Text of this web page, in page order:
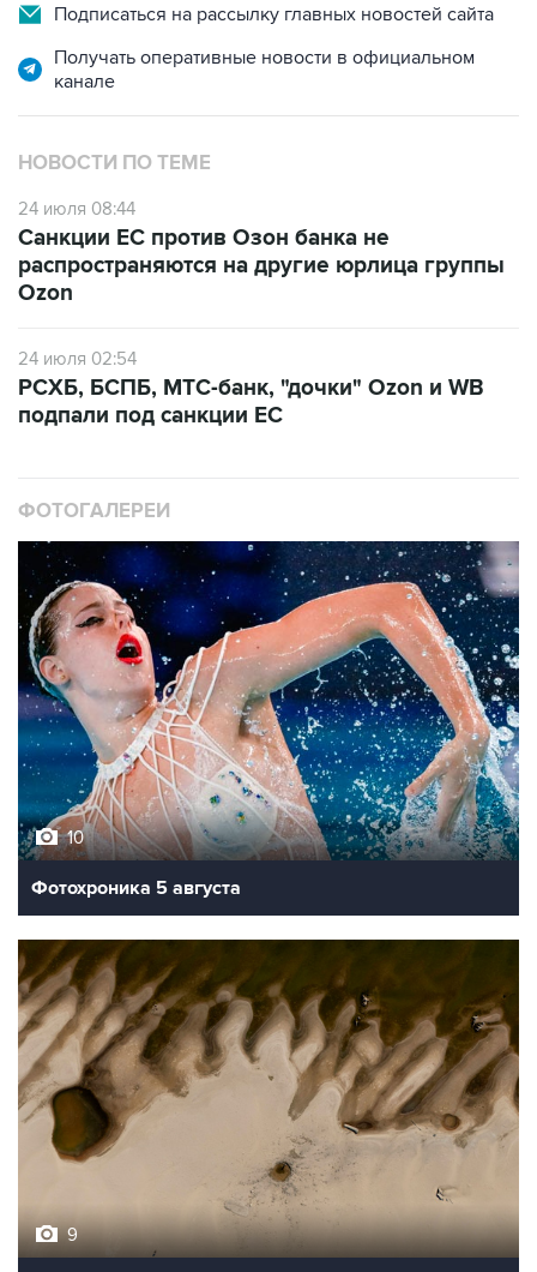
Подписаться на рассылку главных новостей сайта
Получать оперативные новости в официальном
канале
НОВОСТИ ПО ТЕМЕ
24 июля 08:44
Санкции ЕС против Озон банка не
распространяются на другие юрлица группы
Ozon
24 июля 02:54
РСХБ, БСПБ, МТС-банк, "дочки" Ozon и WB
подпали под санкции ЕС
ФОТОГАЛЕРЕИ
10
Фотохроника 5 августа
9